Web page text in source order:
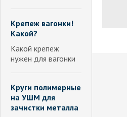
Крепеж вагонки!
Какой?
Какой крепеж
нужен для вагонки
Круги полимерные
на УШМ для
зачистки металла